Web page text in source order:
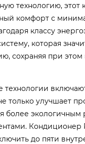
технологию, этот
комфорт с
классу
которая
сохраняя при
только улучшает
более
Кондиционер
до пяти